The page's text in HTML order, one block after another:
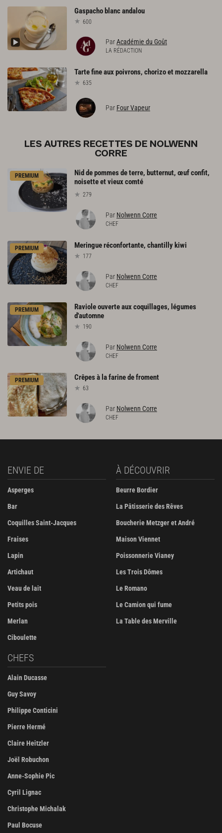
Gaspacho blancandalou
600
ParAcadémie du Goût
LA RÉDACTION
Tartefineauxpoivrons, chorizoetmozzarella
635
Par Four Vapeur
LES AUTRES RECETTES DE NOLWENN
CORRE
PREMIUM
Nid de pommes de terre, butternut, œuf confit,
noisette et vieux comté
279
Par Nolwenn Corre
CHEF
PREMIUM Meringueréconfortante, chantilly kiwi
177
Par Nolwenn Corre
CHEF
PREMIUM Ravioleouverteauxcoquillages, légumes
d'automne
190
Par Nolwenn Corre
CHEF
PREMIUM Crêpesà lafarinedefroment
63
Par Nolwenn Corre
CHEF
ENVIE DE
Asperges
Bar
Coquilles Saint-Jacques
Fraises
Lapin
Artichaut
Veau de lait
Petits pois
Merlan
Ciboulette
À DÉCOUVRIR
Beurre Bordier
La Pâtisserie des Rêves
Boucherie Metzger et André
Maison Viennet
Poissonnerie Vianey
Les Trois Dômes
Le Romano
Le Camion qui fume
La Table des Merville
CHEFS
Alain Ducasse
Guy Savoy
Philippe Conticini
Pierre Hermé
Claire Heitzler
Joël Robuchon
Anne-Sophie Pic
Cyril Lignac
Christophe Michalak
Paul Bocuse